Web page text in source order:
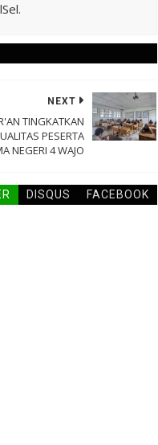
NEXT
TINGKATKAN
PESERTA
NEGERI 4 WAJO
DISQUS FACEBOOK